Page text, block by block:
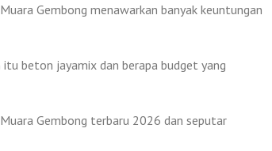
Gembong menawarkan banyak keuntungan
beton jayamix dan berapa budget yang
Gembong terbaru 2026 dan seputar